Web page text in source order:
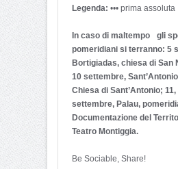
Legenda: ••• prima assoluta
In caso di maltempo gli
pomeridiani si terranno: 5
Bortigiadas, chiesa di San
10 settembre,
Chiesa di Sant’Antonio; 11,
settembre, Palau,
Documentazione del
Teatro Montiggia.
Be Sociable, Share!